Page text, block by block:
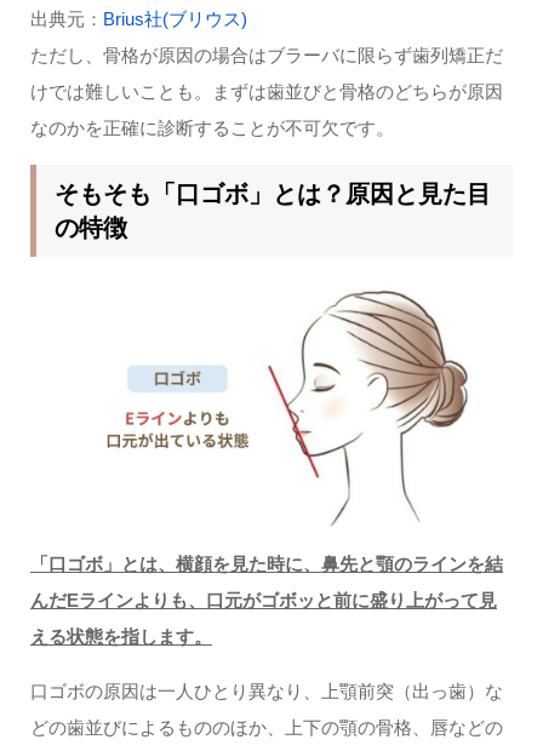
出典元： Brius社(ブリウス)
ただし、骨格が原因の場合はブラーバに限らず歯列矯正だ
けでは難しいことも。まずは歯並びと骨格のどちらが原因
なのかを正確に診断することが不可欠です。
そもそも「口ゴボ」とは？原因と見た目
の特徴
「口ゴボ」とは、横顔を見た時に、鼻先と顎のラインを結
んだEラインよりも、口元がゴボッと前に盛り上がって見
える状態を指します。
口ゴボの原因は一人ひとり異なり、上顎前突（出っ歯）な
どの歯並びによるもののほか、上下の顎の骨格、唇などの